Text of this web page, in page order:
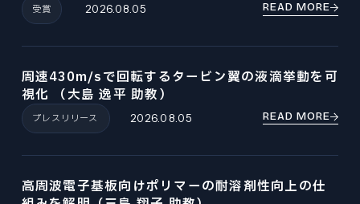
受賞 2026.08.05 READ MORE
プレスリリース 2026.08.05
周速430m/sで回転するタービン翼の液滴挙動を可
視化 （大島 逸平 助教）
READ MORE
高周波電子基板向けポリマーの耐溶剤性向上の仕